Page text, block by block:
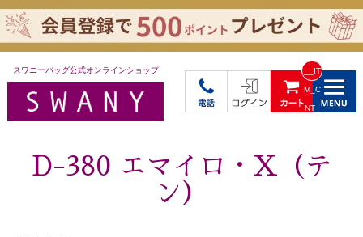
スワニーバッグ公式オンラインショップ __IT
M_C
NT_
D-380 エマイロ・X（テ
ン）